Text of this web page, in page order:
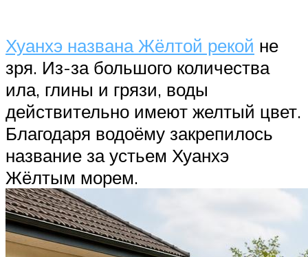
Хуанхэ названа Жёлтой рекой не
зря. Из-за большого количества
ила, глины и грязи, воды
действительно имеют желтый цвет.
Благодаря водоёму закрепилось
название за устьем Хуанхэ
Жёлтым морем.